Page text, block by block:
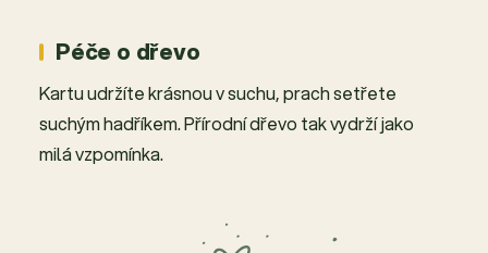
Péče o dřevo
Kartu udržíte krásnou v suchu, prach setřete
suchým hadříkem. Přírodní dřevo tak vydrží jako
milá vzpomínka.